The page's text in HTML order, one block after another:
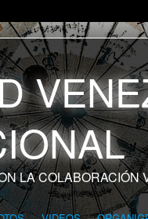
LA COLABORACIÓN